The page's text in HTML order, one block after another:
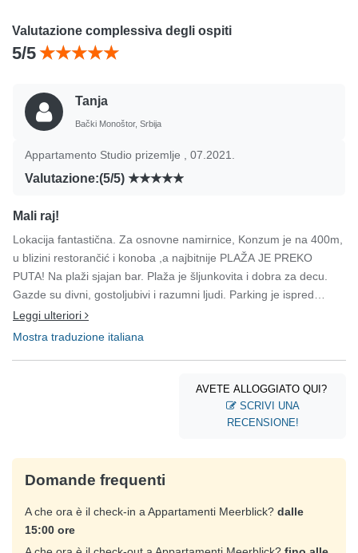
Valutazione complessiva degli ospiti
5/5
Tanja
Bački Monoštor, Srbija
Appartamento Studio prizemlje , 07.2021.
Valutazione:(5/5)
Mali raj!
Lokacija fantastična. Za osnovne namirnice, Konzum je na 400m,
u blizini restorančić i konoba ,a najbitnije PLAŽA JE PREKO
PUTA! Na plaži sjajan bar. Plaža je šljunkovita i dobra za decu.
Gazde su divni, gostoljubivi i razumni ljudi. Parking je ispred
apartmana. Do centra Rovinja oko 1,5km šetnjom uz more! Imam
samo reči hvale!
Leggi ulteriori
Mostra traduzione italiana
AVETE ALLOGGIATO QUI?
SCRIVI UNA
RECENSIONE!
Domande frequenti
A che ora è il check-in a Appartamenti Meerblick? dalle
15:00 ore